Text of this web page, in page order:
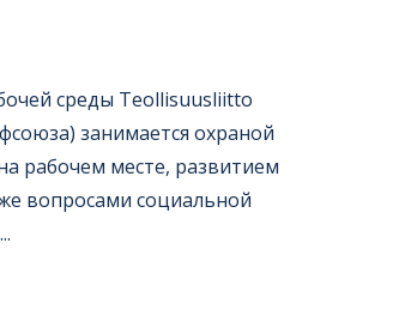
среды Teol­li­suus­liitto
занимается охраной
рабочем месте, развитием
вопросами социальной